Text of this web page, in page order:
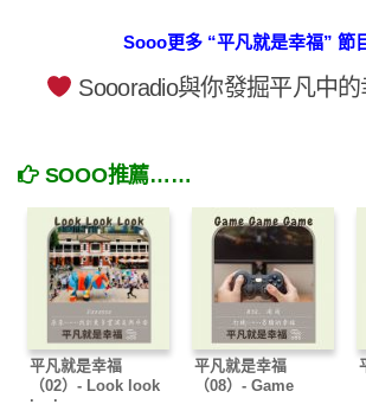
Sooo更多 “平凡就是幸福” 節
Soooradio與你發掘平凡中的
SOOO推薦……
平凡就是幸福
（02）- Look look
look
平凡就是幸福
（08）- Game